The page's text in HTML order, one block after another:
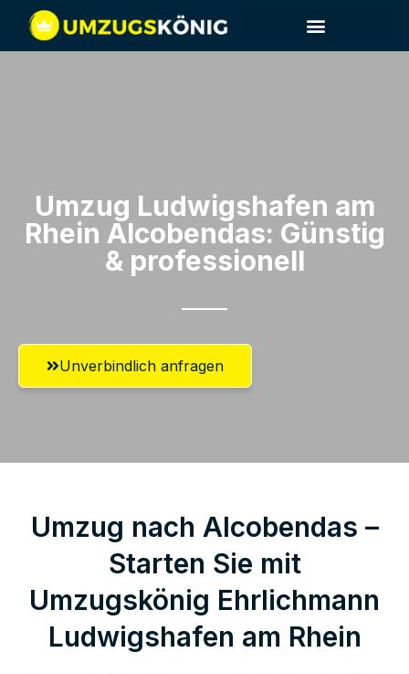
Umzug Ludwigshafen am
Rhein​ Alcobendas: Günstig
& professionell​
Unverbindlich anfragen
Umzug nach Alcobendas –
Starten Sie mit
Umzugskönig Ehrlichmann
Ludwigshafen am Rhein